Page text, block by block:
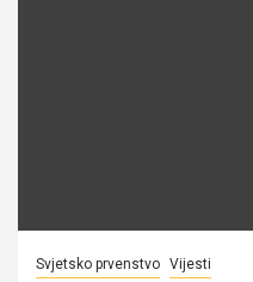
Svjetsko prvenstvo Vijesti